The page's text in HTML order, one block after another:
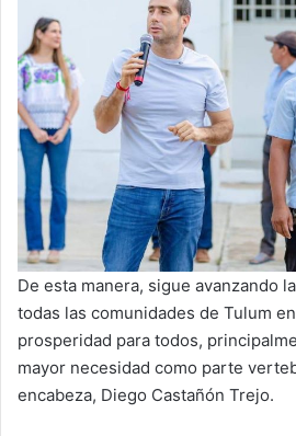
De esta manera, sigue avanzando
todas las comunidades de Tulum
prosperidad para todos,
mayor necesidad como parte
encabeza, Diego Castañón Trejo.